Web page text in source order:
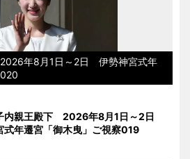
年8月1日～2日 伊勢神宮式年
内親王殿下 2026年8月1日～2日
式年遷宮「御木曳」ご視察019